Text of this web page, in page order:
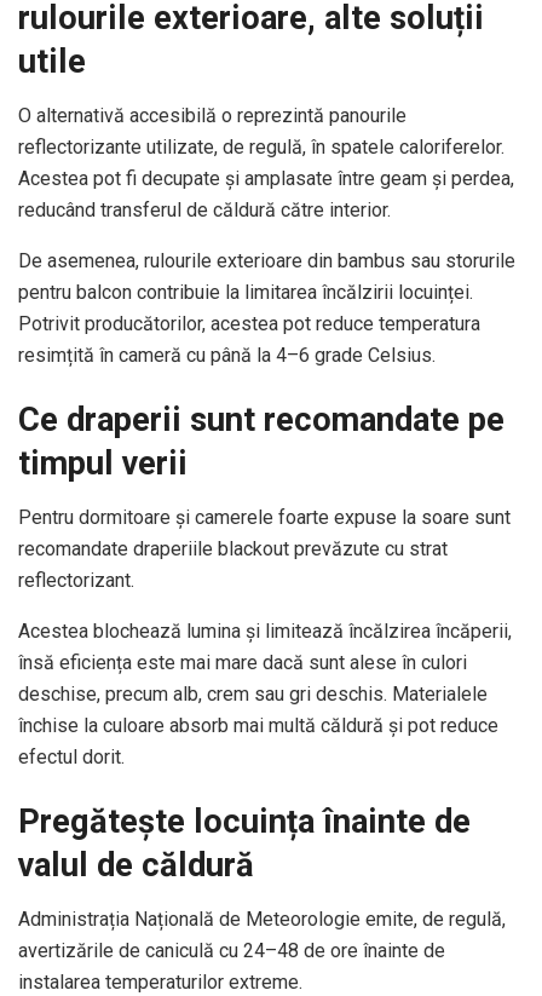
rulourile exterioare, alte soluții
utile
O alternativă accesibilă o reprezintă panourile
reflectorizante utilizate, de regulă, în spatele caloriferelor.
Acestea pot fi decupate și amplasate între geam și perdea,
reducând transferul de căldură către interior.
De asemenea, rulourile exterioare din bambus sau storurile
pentru balcon contribuie la limitarea încălzirii locuinței.
Potrivit producătorilor, acestea pot reduce temperatura
resimțită în cameră cu până la 4–6 grade Celsius.
Ce draperii sunt recomandate pe
timpul verii
Pentru dormitoare și camerele foarte expuse la soare sunt
recomandate draperiile blackout prevăzute cu strat
reflectorizant.
Acestea blochează lumina și limitează încălzirea încăperii,
însă eficiența este mai mare dacă sunt alese în culori
deschise, precum alb, crem sau gri deschis. Materialele
închise la culoare absorb mai multă căldură și pot reduce
efectul dorit.
Pregătește locuința înainte de
valul de căldură
Administrația Națională de Meteorologie emite, de regulă,
avertizările de caniculă cu 24–48 de ore înainte de
instalarea temperaturilor extreme.